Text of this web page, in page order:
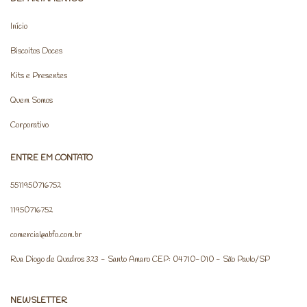
Início
Biscoitos Doces
Kits e Presentes
Quem Somos
Corporativo
ENTRE EM CONTATO
5511950716752
11950716752
comercial@abfo.com.br
Rua Diogo de Quadros 323 - Santo Amaro CEP: 04710-010 - São Paulo/SP
NEWSLETTER